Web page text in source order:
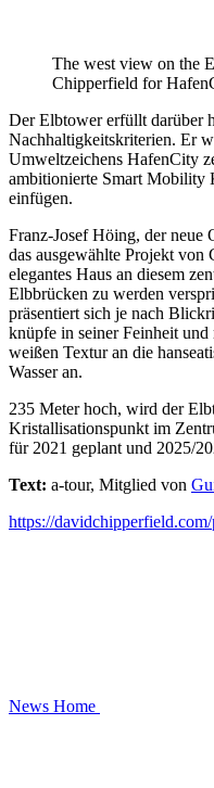
The west view on the
Chipperfield for
Der Elbtower erfüllt darüber
Nachhaltigkeitskriterien. Er
Umweltzeichens HafenCity
ambitionierte Smart Mobility
einfügen.
Franz-Josef Höing, der neue
das ausgewählte Projekt von
elegantes Haus an diesem
Elbbrücken zu werden
präsentiert sich je nach
knüpfe in seiner Feinheit
weißen Textur an die
Wasser an.
235 Meter hoch, wird der
Kristallisationspunkt im
für 2021 geplant und 2025/
Text: a-tour, Mitglied von
https://
News Home